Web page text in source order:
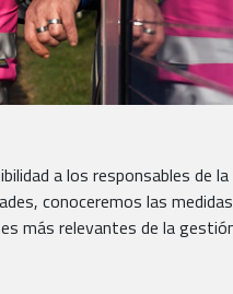
a los responsables de
conoceremos las
más relevantes de la